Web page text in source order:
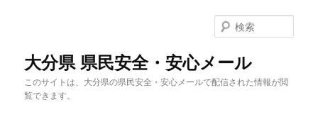
大分県 県民安全・安心メール
このサイトは、大分県の県民安全・安心メールで配信された情報が閲
覧できます。
索